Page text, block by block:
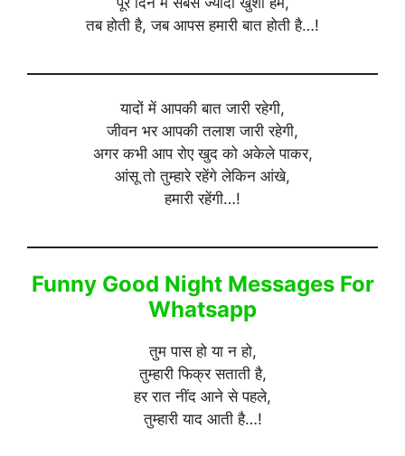
तब होती है, जब आपस हमारी बात होती है…!
यादों में आपकी बात जारी रहेगी,
जीवन भर आपकी तलाश जारी रहेगी,
अगर कभी आप रोए खुद को अकेले पाकर,
आंसू तो तुम्हारे रहेंगे लेकिन आंखे,
हमारी रहेंगी…!
Funny Good Night Messages For
Whatsapp
तुम पास हो या न हो,
तुम्हारी फिक्र सताती है,
हर रात नींद आने से पहले,
तुम्हारी याद आती है…!